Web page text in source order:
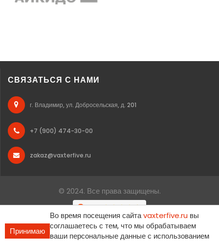
СВЯЗАТЬСЯ С НАМИ
г. Владимир, ул. Добросельская, д. 201
+7 (900) 474-30-00
zakaz@vaxterfive.ru
© 2024. Все права защищены.
Принимаю
Во время посещения сайтаvaxterfive.ru вы
соглашаетесь с тем, что мы обрабатываем
ваши персональные данные с использованием